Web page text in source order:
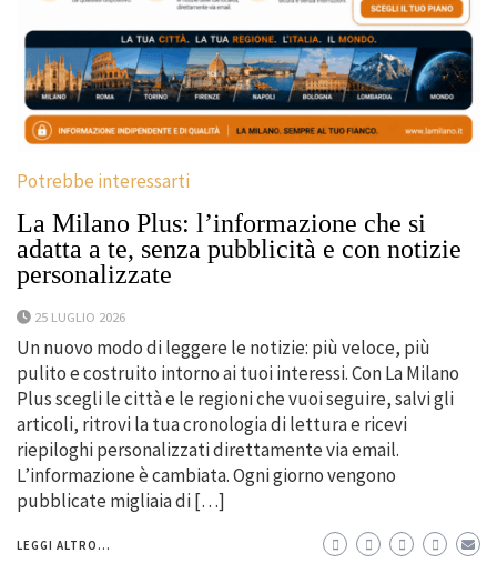
Potrebbe interessarti
La Milano Plus: l’informazione che si
adatta a te, senza pubblicità e con notizie
personalizzate
25 LUGLIO 2026
Un nuovo modo di leggere le notizie: più veloce, più
pulito e costruito intorno ai tuoi interessi. Con La Milano
Plus scegli le città e le regioni che vuoi seguire, salvi gli
articoli, ritrovi la tua cronologia di lettura e ricevi
riepiloghi personalizzati direttamente via email.
L’informazione è cambiata. Ogni giorno vengono
pubblicate migliaia di […]
LEGGI ALTRO...